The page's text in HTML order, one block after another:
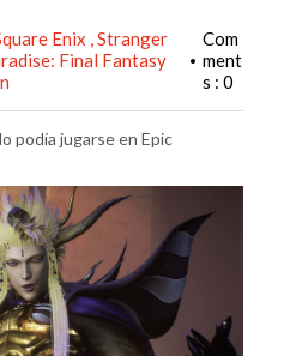
Enix Stranger
Final Fantasy
•
Com
ment
s : 0
podía jugarse en Epic